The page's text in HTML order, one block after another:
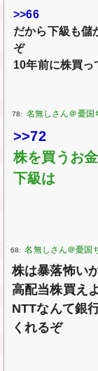
>>66
だから下級も儲
ぞ
10年前に株買っ
78:
>>72
株を買うお
下級は
68:
株は暴落怖い
高配当株買え
NTTなんて銀
くれるぞ